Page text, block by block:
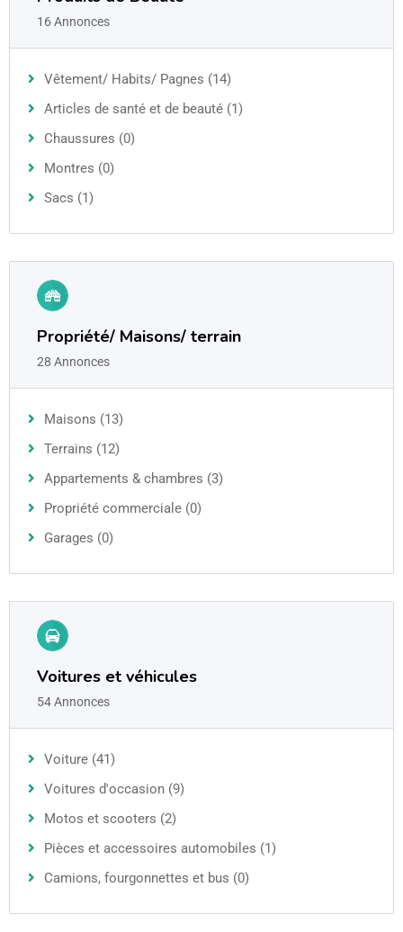
16 Annonces
Vêtement/ Habits/ Pagnes (14)
Articles de santé et de beauté (1)
Chaussures (0)
Montres (0)
Sacs (1)
Propriété/ Maisons/ terrain
28 Annonces
Maisons (13)
Terrains (12)
Appartements & chambres (3)
Propriété commerciale (0)
Garages (0)
Voitures et véhicules
54 Annonces
Voiture (41)
Voitures d'occasion (9)
Motos et scooters (2)
Pièces et accessoires automobiles (1)
Camions, fourgonnettes et bus (0)